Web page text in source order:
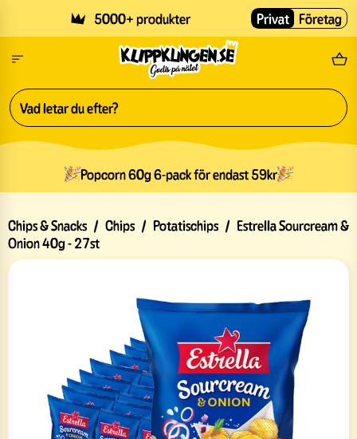
5000+ produkter Fri
Privat Företag
Popcorn 60g 6-pack för endast 59kr
Chips & Snacks / Chips / Potatischips / Estrella Sourcream &
Onion 40g - 27st